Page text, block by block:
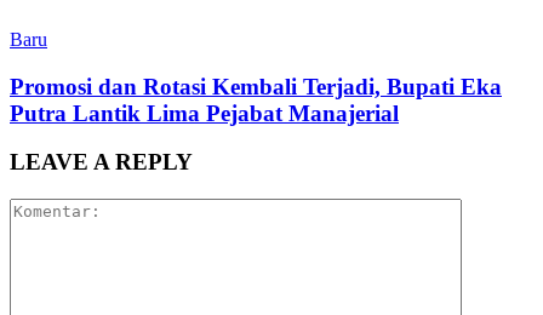
Baru
Promosi dan Rotasi Kembali Terjadi, Bupati Eka
Putra Lantik Lima Pejabat Manajerial
LEAVE A REPLY